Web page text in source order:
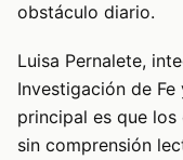
obstáculo diario.
Luisa Pernalete,
Investigación de
principal es que los
sin comprensión